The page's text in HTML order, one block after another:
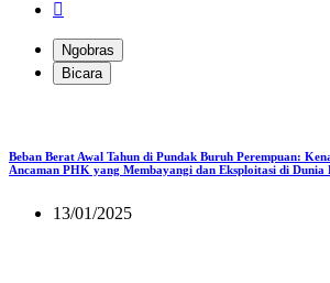
Ngobras
Bicara
Beban Berat Awal Tahun di Pundak Buruh Perempuan:
Ancaman PHK yang Membayangi dan Eksploitasi di Dunia
13/01/2025